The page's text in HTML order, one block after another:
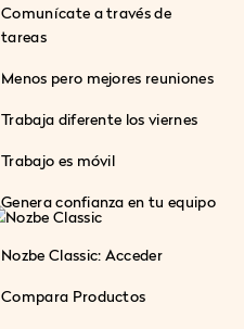
Comunícate a través de
tareas
Menos pero mejores reuniones
Trabaja diferente los viernes
Trabajo es móvil
Genera confianza en tu equipo
Nozbe Classic: Acceder
Compara Productos